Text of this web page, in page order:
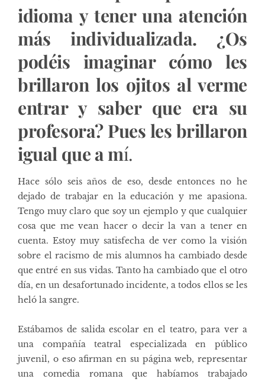
idioma y tener una atención
más individualizada. ¿Os
podéis imaginar cómo les
brillaron los ojitos al verme
entrar y saber que era su
profesora? Pues les brillaron
igual que a mí.
Hace sólo seis años de eso, desde entonces no he
dejado de trabajar en la educación y me apasiona.
Tengo muy claro que soy un ejemplo y que cualquier
cosa que me vean hacer o decir la van a tener en
cuenta. Estoy muy satisfecha de ver como la visión
sobre el racismo de mis alumnos ha cambiado desde
que entré en sus vidas. Tanto ha cambiado que el otro
día, en un desafortunado incidente, a todos ellos se les
heló la sangre.
Estábamos de salida escolar en el teatro, para ver a
una compañía teatral especializada en público
juvenil, o eso afirman en su página web, representar
una comedia romana que habíamos trabajado